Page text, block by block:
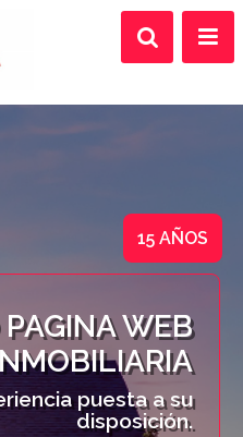
15 AÑOS
WEB
puesta a su
disposición.